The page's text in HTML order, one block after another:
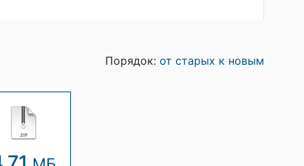
Порядок: от старых к новым